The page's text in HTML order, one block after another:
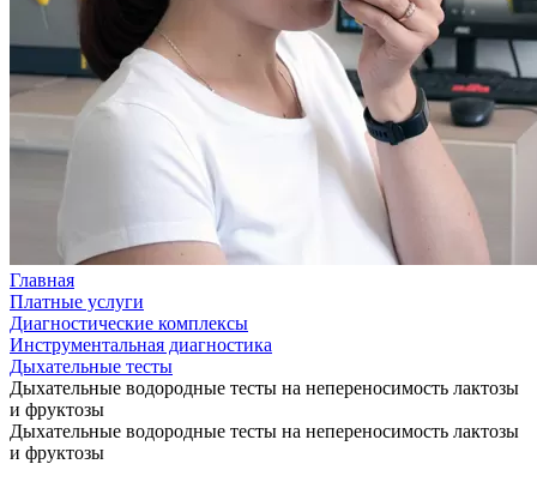
Главная
Платные услуги
Диагностические комплексы
Инструментальная диагностика
Дыхательные тесты
Дыхательные водородные тесты на непереносимость лактозы
и фруктозы
Дыхательные водородные тесты на непереносимость лактозы
и фруктозы